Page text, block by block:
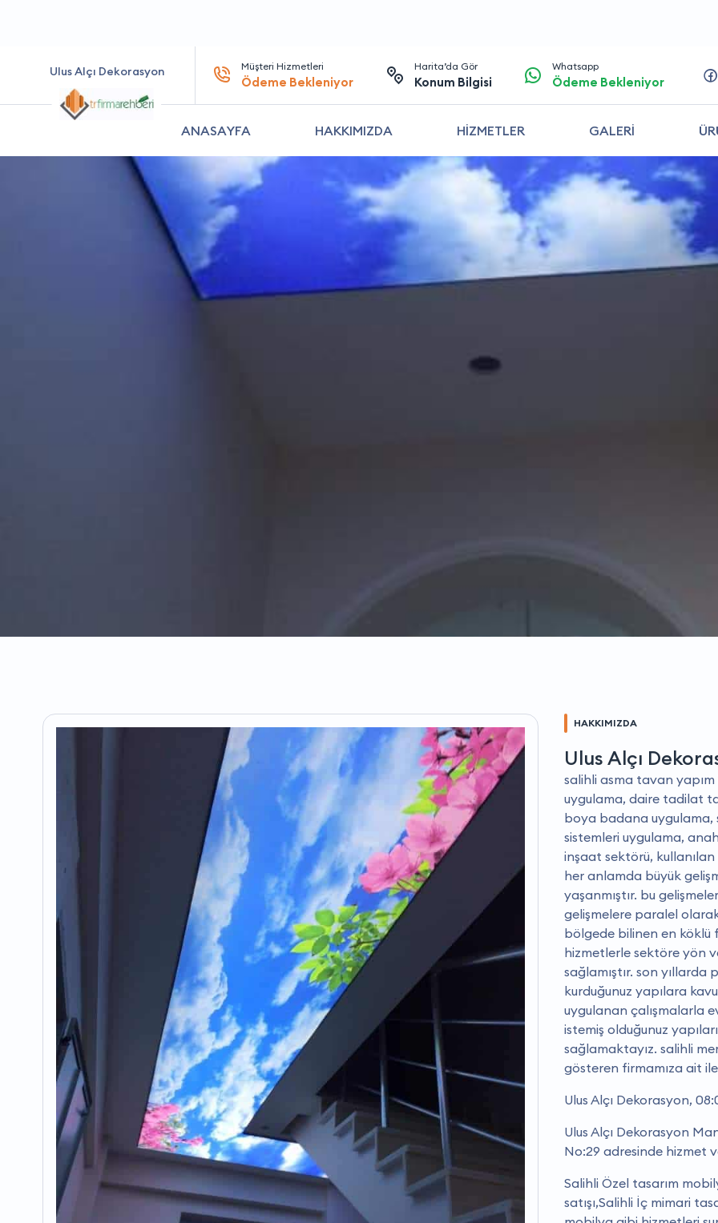
Ulus Alçı Dekorasyon Müşteri Hizmetleri
Ödeme Bekleniyor
Harita’da Gör
Konum Bilgisi
Whatsapp
Ödeme Bekleniyor
ANASAYFA HAKKIMIZDA HİZMETLER GALERİ
HAKKIMIZDA
Ulus Alçı
salihli asma tavan
uygulama, daire tadilat
boya badana uygulama,
sistemleri uygulama,
i̇nşaat sektörü,
her anlamda büyük
yaşanmıştır. bu
gelişmelere paralel
bölgede bilinen en köklü
hizmetlerle sektöre yön
sağlamıştır. son yıllarda
kurduğunuz yapılara
uygulanan çalışmalarla
istemiş olduğunuz
sağlamaktayız. salihli
gösteren firmamıza ait
Ulus Alçı Dekorasyon,
Ulus Alçı Dekorasyon
No:29 adresinde hizmet
Salihli Özel tasarım
satışı,Salihli İç mimari